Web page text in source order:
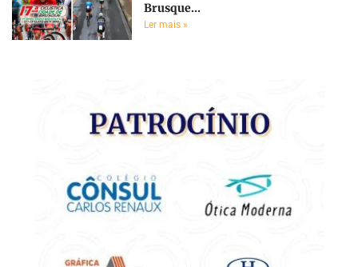
Brusque...
Ler mais »